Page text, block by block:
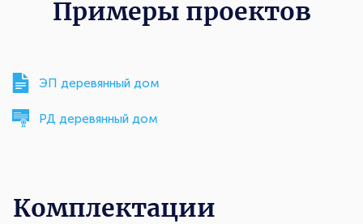
Примеры проектов
ЭП деревянный дом
РД деревянный дом
Комплектации